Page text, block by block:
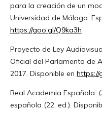
para la creación de un
Universidad de Málaga:
https://goo.gl/Q9ka3h
Proyecto de Ley
Oficial del Parlamento de
2017. Disponible en https://
Real Academia Española.
española (22. ed.).